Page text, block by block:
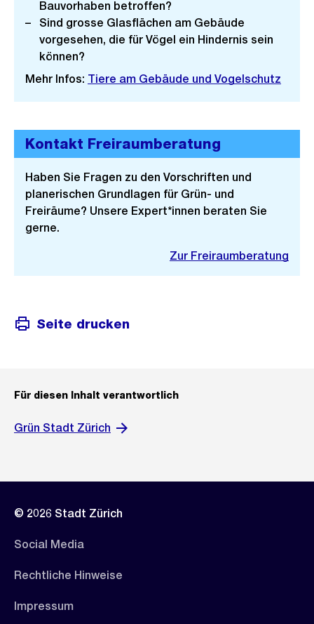
Bauvorhaben betroffen?
Sind grosse Glasflächen am Gebäude
vorgesehen, die für Vögel ein Hindernis sein
können?
Mehr Infos: Tiere am Gebäude und Vogelschutz
Kontakt Freiraumberatung
Haben Sie Fragen zu den Vorschriften und
planerischen Grundlagen für Grün- und
Freiräume? Unsere Expert*innen beraten Sie
gerne.
Zur Freiraumberatung
Seite drucken
Für diesen Inhalt verantwortlich
Grün Stadt Zürich
© 2026 Stadt Zürich
Social Media
Rechtliche Hinweise
Impressum